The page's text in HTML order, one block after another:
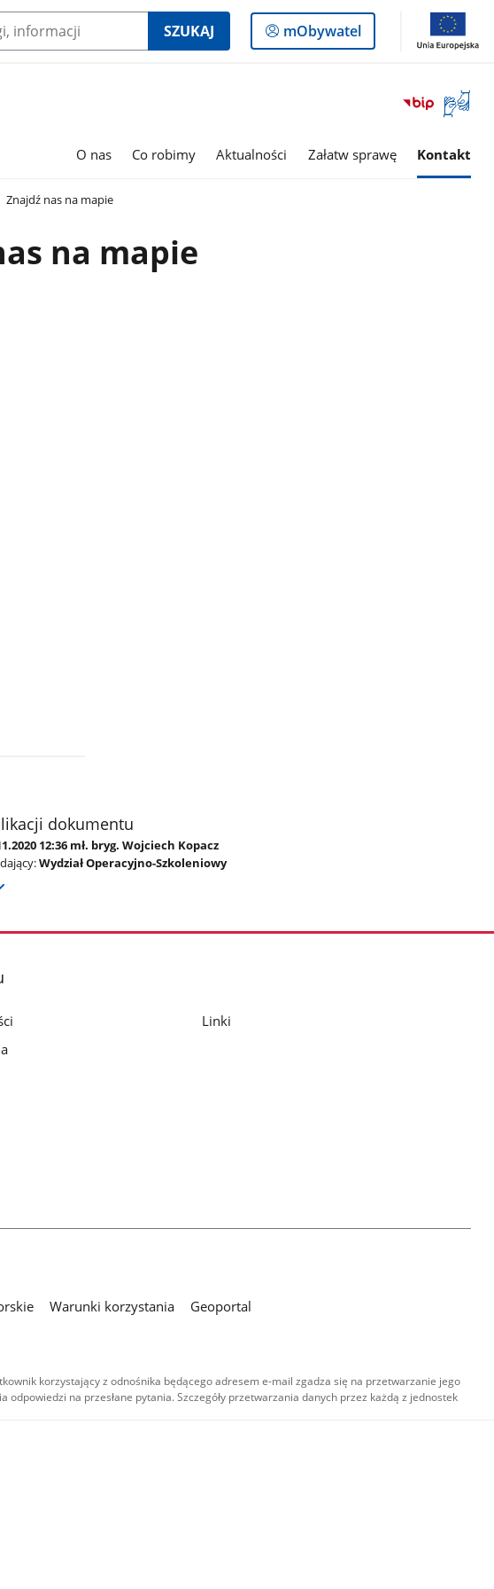
SZUKAJ
Logowanie
do
mObywatel
Otwórz
okno
języka
O nas Co robimy Aktualności Załatw sprawę Kontakt
Znajdź nas na mapie
na mapie
dokumentu
12:36 mł. bryg. Wojciech Kopacz
Wydział Operacyjno-Szkoleniowy
Linki
Warunki korzystania
Geoportal
korzystający z odnośnika będącego adresem e-mail zgadza się na przetwarzanie jego
na przesłane pytania. Szczegóły przetwarzania danych przez każdą z jednostek
są
samych
audio i wideo,
niekomercyjne -